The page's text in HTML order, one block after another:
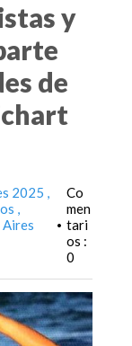
y
de
2025
Aires
•
Co
men
tari
os :
0